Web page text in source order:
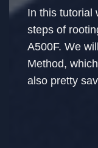
In this tutorial
steps of
A500F. We
Method,
also pretty